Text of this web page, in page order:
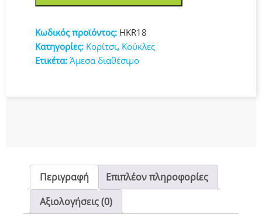
Cutie
Reveal
Προβατάκι
Κωδικός προϊόντος: HKR18
Κατηγορίες: Κορίτσι, Κούκλες
Ετικέτα: Άμεσα διαθέσιμο
Περιγραφή
Επιπλέον πληροφορίες
Αξιολογήσεις (0)